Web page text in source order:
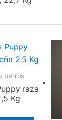
perros
raza
Kg